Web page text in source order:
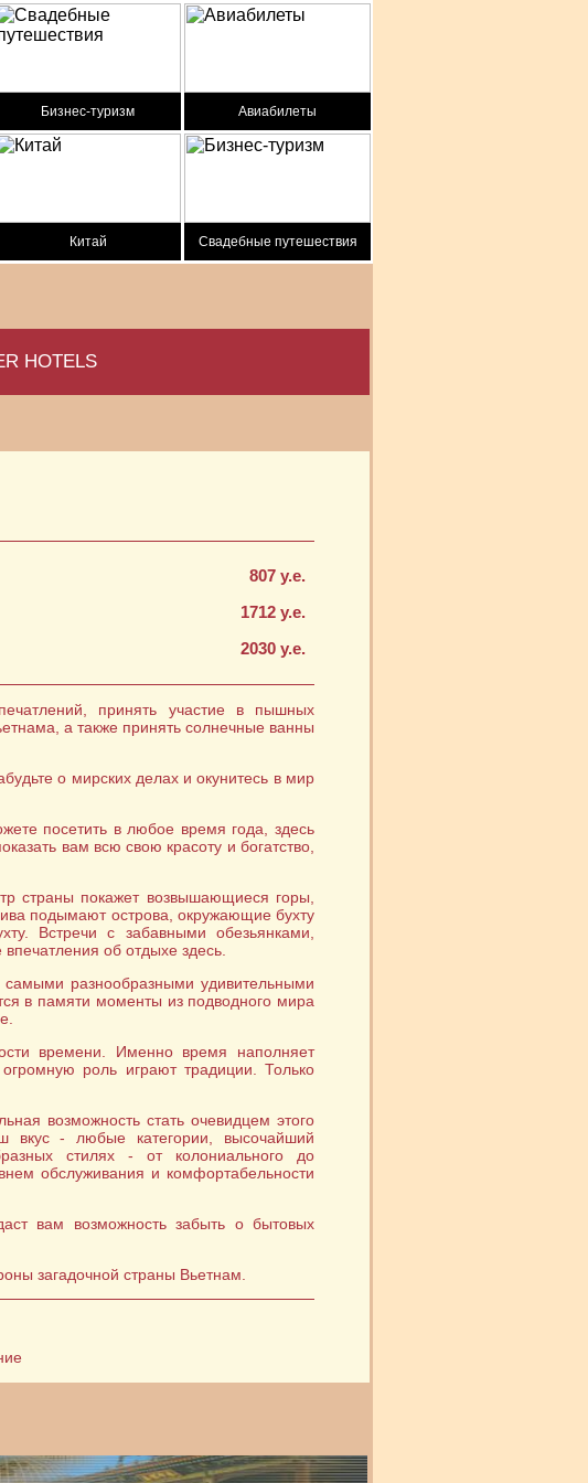
Бизнес-туризм Авиабилеты
Китай Свадебные путешествия
HOTELS
807 у.е.
1712 у.е.
2030 у.е.
принять участие в пышных
а также принять солнечные ванны
о мирских делах и окунитесь в мир
посетить в любое время года, здесь
вам всю свою красоту и богатство,
страны покажет возвышающиеся горы,
подымают острова, окружающие бухту
Встречи с забавными обезьянками,
об отдыхе здесь.
разнообразными удивительными
в памяти моменты из подводного мира
времени. Именно время наполняет
роль играют традиции. Только
возможность стать очевидцем этого
- любые категории, высочайший
стилях - от колониального до
обслуживания и комфортабельности
вам возможность забыть о бытовых
загадочной страны Вьетнам.